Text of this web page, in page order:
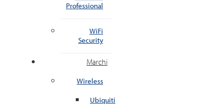
Professional
WiFi
Security
Marchi
Wireless
Ubiquiti